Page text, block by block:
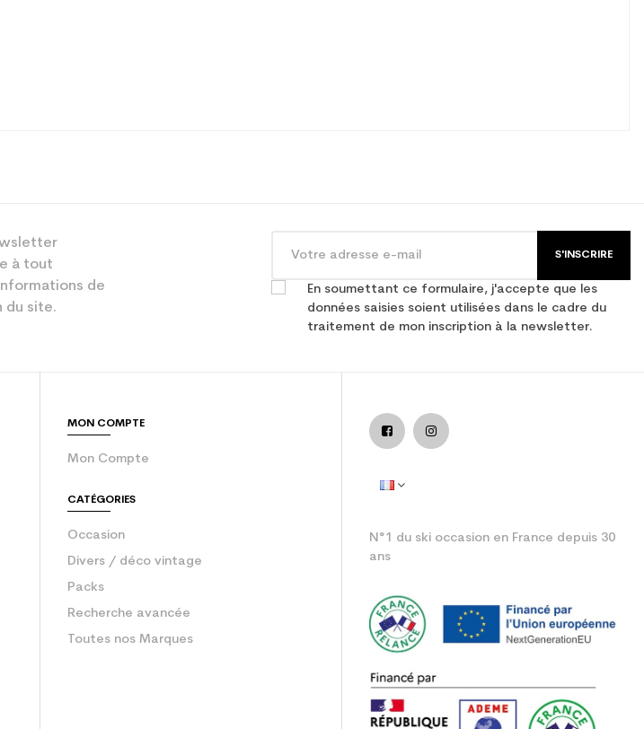
à tout
de
du site.
S'INSCRIRE
En soumettant ce formulaire, j'accepte que les
données saisies soient utilisées dans le cadre du
traitement de mon inscription à la newsletter.
MON COMPTE
Mon Compte
CATÉGORIES
Occasion
Divers / déco vintage
Packs
Recherche avancée
Toutes nos Marques
N°1 du ski occasion en France depuis 30
ans